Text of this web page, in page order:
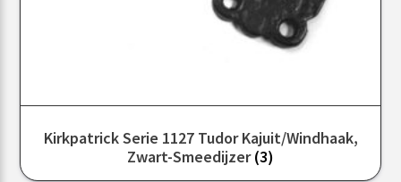
Kirkpatrick Serie 1127 Tudor Kajuit/windhaak,
Zwart-Smeedijzer(3)